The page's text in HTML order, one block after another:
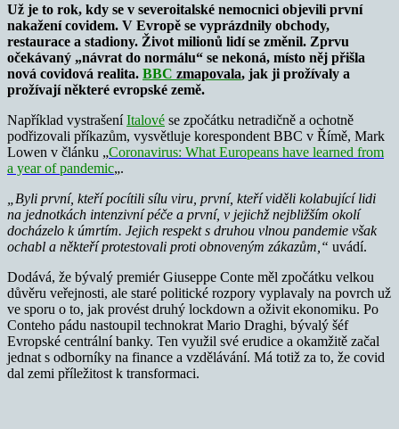
Už je to rok, kdy se v severoitalské nemocnici objevili první
nakažení covidem. V Evropě se vyprázdnily obchody,
restaurace a stadiony. Život milionů lidí se změnil. Zprvu
očekávaný „návrat do normálu“ se nekoná, místo něj přišla
nová covidová realita. BBC zmapovala, jak ji prožívaly a
prožívají některé evropské země.
Například vystrašeníItalové se zpočátku netradičně a ochotně
podřizovali příkazům, vysvětluje korespondent BBC v Římě, Mark
Lowen v článku „Coronavirus: What Europeans have learned from
a year of pandemic„.
„Byli první, kteří pocítili sílu viru, první, kteří viděli kolabující lidi
na jednotkách intenzivní péče a první, v jejichž nejbližším okolí
docházelo k úmrtím. Jejich respekt s druhou vlnou pandemie však
ochabl a někteří protestovali proti obnoveným zákazům,“ uvádí.
Dodává, že bývalý premiér Giuseppe Conte měl zpočátku velkou
důvěru veřejnosti, ale staré politické rozpory vyplavaly na povrch už
ve sporu o to, jak provést druhý lockdown a oživit ekonomiku. Po
Conteho pádu nastoupil technokrat Mario Draghi, bývalý šéf
Evropské centrální banky. Ten využil své erudice a okamžitě začal
jednat s odborníky na finance a vzdělávání. Má totiž za to, že covid
dal zemi příležitost k transformaci.